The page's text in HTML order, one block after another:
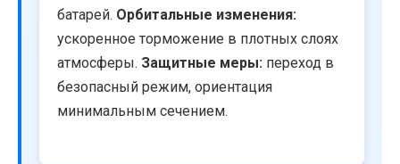
батарей. Орбитальные изменения:
ускоренное торможение в плотных слоях
атмосферы. Защитные меры: переход в
безопасный режим, ориентация
минимальным сечением.